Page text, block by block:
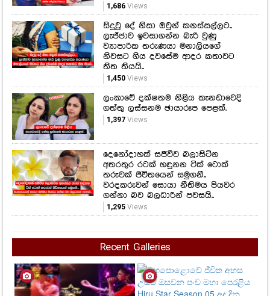
1,686Views
සිදුවූ දේ නිසා ඔවුන් කනස්සල්ලට..
ලැජ්ජාව ඉවසාගන්න බැරි වුණු
ව්‍යාපාරික තරුණයා මනාලියගේ
නිවසට ගිය දවසේම ආදර කතාවට
තිත තියයි..
1,450Views
ලංකාවේ දක්ෂතම නිළිය කැනඩාවෙදි
ගත්තු ලස්සනම ඡායාරූප පෙළක්.
1,397Views
දෙනෝදාහක් සජීවීව බලාසිටින
අතරතුර රටක් හඳුනන ටික් ටොක්
තරුවක් ජීවිතයෙන් සමුගනී..
වරදකරුවන් සොයා නීතිමය පියවර
ගන්නා බව බලධාරීන් පවසයි..
1,295Views
Recent Galleries